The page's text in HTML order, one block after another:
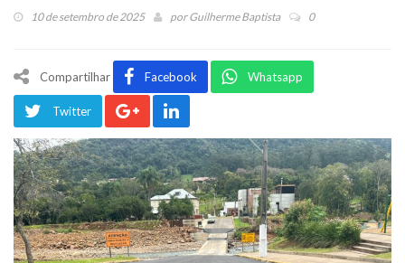
10 de setembro de 2025 porGuilherme Baptista 0
Compartilhar Facebook Whatsapp
Twitter